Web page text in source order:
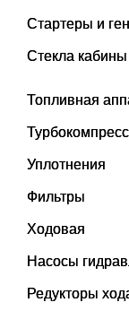
Стартеры и
Стекла кабины
Топливная
Уплотнения
Фильтры
Ходовая
Насосы
Редукторы